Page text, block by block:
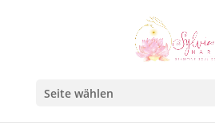
Seite wählen